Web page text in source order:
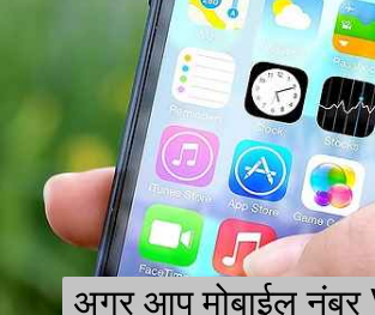
अगर आप मोबाईल नंबर